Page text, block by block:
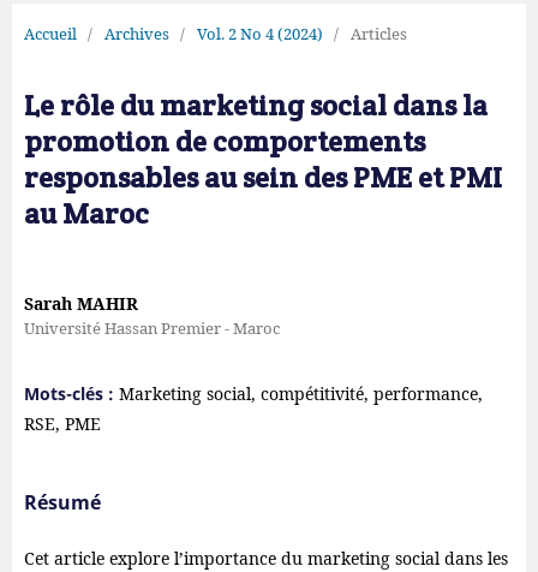
Accueil / Archives / Vol. 2 No 4 (2024) / Articles
Le rôle du marketing social dans la
promotion de comportements
responsables au sein des PME et PMI
au Maroc
Sarah MAHIR
Université Hassan Premier - Maroc
Mots-clés : Marketing social, compétitivité, performance,
RSE, PME
Résumé
Cet article explore l’importance du marketing social dans les